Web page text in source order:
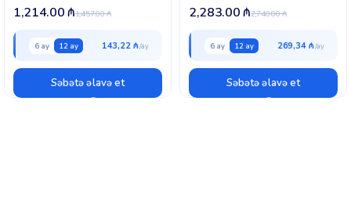
1,457.00₼
1,214.00₼
6 ay 12 ay 143,22 ₼
Səbətə əlavə et
2,740.00₼
2,283.00₼
6 ay 12 ay 269,34 ₼
Səbətə əlavə et